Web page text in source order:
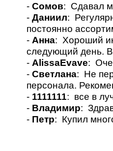
- Сомов: Сдавал
- Даниил:
постоянно
- Анна: Хороший
следующий день.
- AlissaEvave:
- Светлана: Не
персонала.
- 1111111: все в
- Владимир:
- Петр: Купил